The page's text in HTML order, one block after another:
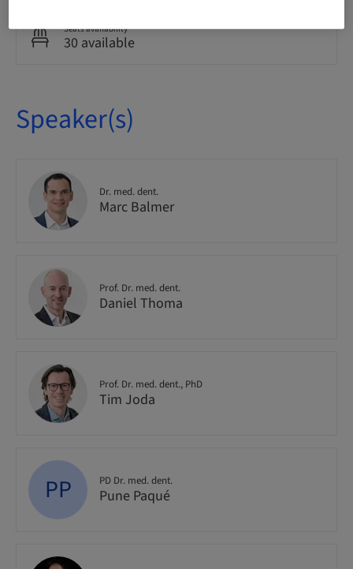
Seats availability
30 available
Speaker(s)
Dr. med. dent.
Marc Balmer
Prof. Dr. med. dent.
Daniel Thoma
Prof. Dr. med. dent., PhD
Tim Joda
PP PD Dr. med. dent.
Pune Paqué